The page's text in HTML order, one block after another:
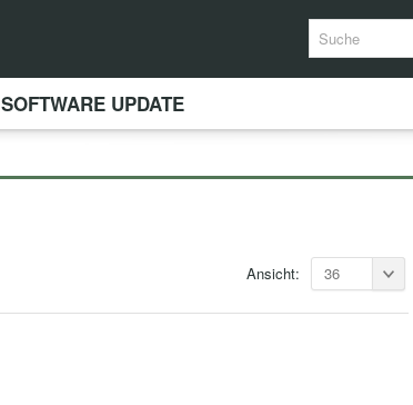
SOFTWARE UPDATE
Ansicht: 36